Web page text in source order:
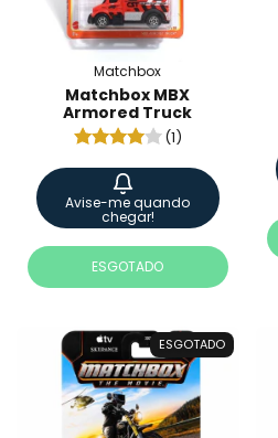
Matchbox
Matchbox MBX
Armored Truck
(1)
Avise-me quando
chegar!
ESGOTADO
ESGOTADO